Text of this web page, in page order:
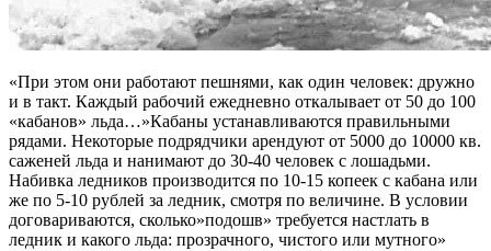
«При этом они работают пешнями, как один человек: дружно
и в такт. Каждый рабочий ежедневно откалывает от 50 до 100
«кабанов» льда…»Кабаны устанавливаются правильными
рядами. Некоторые подрядчики арендуют от 5000 до 10000 кв.
саженей льда и нанимают до 30-40 человек с лошадьми.
Набивка ледников производится по 10-15 копеек с кабана или
же по 5-10 рублей за ледник, смотря по величине. В условии
договариваются, сколько»подошв» требуется настлать в
ледник и какого льда: прозрачного, чистого или мутного»